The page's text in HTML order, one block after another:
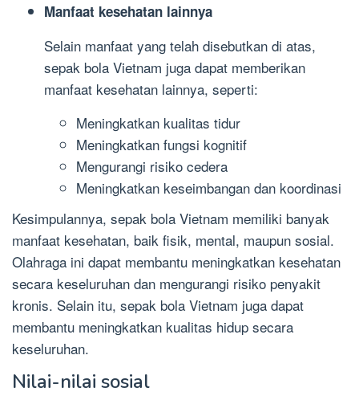
Manfaat kesehatan lainnya
Selain manfaat yang telah disebutkan di atas,
sepak bola Vietnam juga dapat memberikan
manfaat kesehatan lainnya, seperti:
Meningkatkan kualitas tidur
Meningkatkan fungsi kognitif
Mengurangi risiko cedera
Meningkatkan keseimbangan dan koordinasi
Kesimpulannya, sepak bola Vietnam memiliki banyak
manfaat kesehatan, baik fisik, mental, maupun sosial.
Olahraga ini dapat membantu meningkatkan kesehatan
secara keseluruhan dan mengurangi risiko penyakit
kronis. Selain itu, sepak bola Vietnam juga dapat
membantu meningkatkan kualitas hidup secara
keseluruhan.
Nilai-nilai sosial